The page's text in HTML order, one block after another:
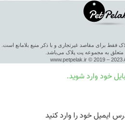
فقط برای مقاصد غیرتجاری و با ذکر منبع بلامانع است.
به مجموعه پت پلاک می‌باشد.
www.petpelak.ir © 2019 – 2023
خود وارد شوید.
ایمیل خود را وارد کنید